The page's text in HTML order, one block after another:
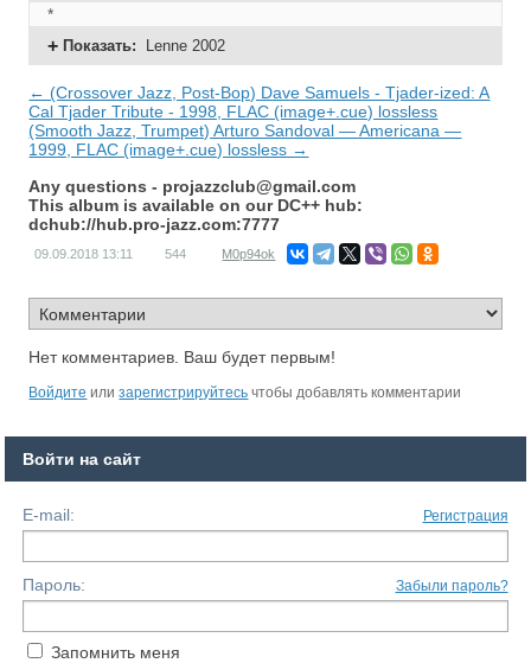
*
Показать: Lenne 2002
← (Crossover Jazz, Post-Bop) Dave Samuels - Tjader-ized: A
Cal Tjader Tribute - 1998, FLAC (image+.cue) lossless
(Smooth Jazz, Trumpet) Arturo Sandoval — Americana —
1999, FLAC (image+.cue) lossless →
Any questions - projazzclub@gmail.com
This album is available on our DC++ hub:
dchub://hub.pro-jazz.com:7777
09.09.2018 13:11 544 M0p94ok
Нет комментариев. Ваш будет первым!
Войдите илизарегистрируйтесь чтобы добавлять комментарии
Войти на сайт
E-mail: Регистрация
Пароль: Забыли пароль?
Запомнить меня